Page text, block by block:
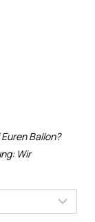
Ballon?
Wir